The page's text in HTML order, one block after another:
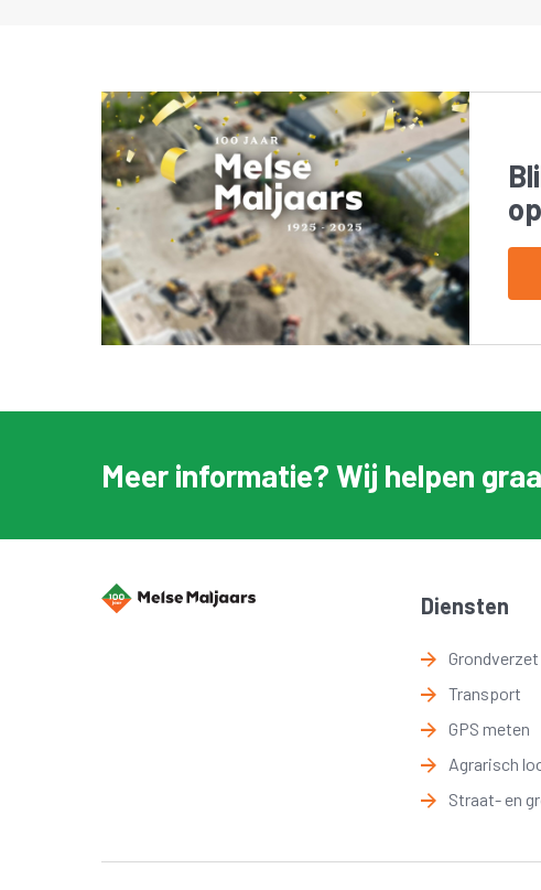
Meer informatie? Wij helpen
Diensten
Grondverzet
Transport
GPS meten
Agrarisch
Straat- en